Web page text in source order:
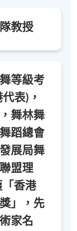
教授
等級考
表)，
舞林舞
蹈總會
展局舞
盟理
香港
」，先
家名